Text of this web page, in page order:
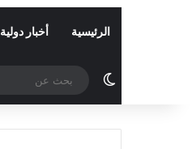
الرئيسية أخبار دولية
الوضع المظلم